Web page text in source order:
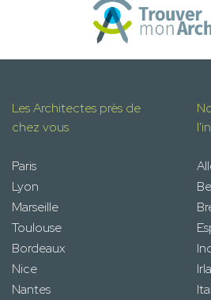
Les Architectes près de
chez vous
Paris
Lyon
Marseille
Toulouse
Bordeaux
Nice
Nantes